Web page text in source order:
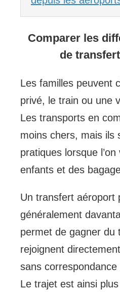
Comparer les
de
Les familles peuvent
privé, le train ou une
Les transports en
moins chers, mais ils
pratiques lorsque
enfants et des
Un transfert aéroport
généralement
permet de gagner du
rejoignent
sans
Le trajet est ainsi